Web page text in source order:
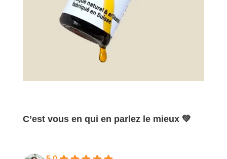
C’est vous en qui en parlez le mieux 💚